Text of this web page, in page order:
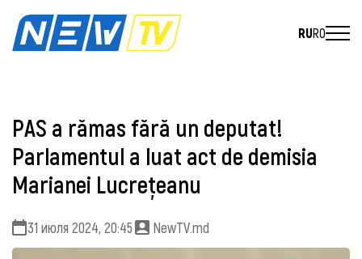
RURO
PAS a rămas fără un deputat!
Parlamentul a luat act de demisia
Marianei Lucrețeanu
31 июля 2024, 20:45 NewTV.md